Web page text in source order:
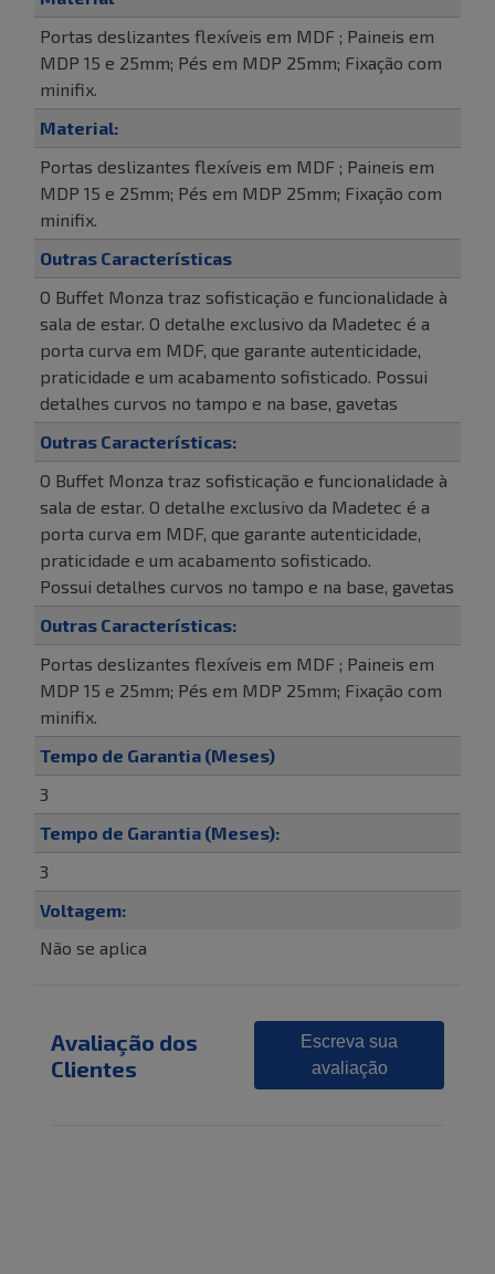
Portas deslizantes flexíveis em MDF ; Paineis em
MDP 15 e 25mm; Pés em MDP 25mm; Fixação com
minifix.
Material:
Portas deslizantes flexíveis em MDF ; Paineis em
MDP 15 e 25mm; Pés em MDP 25mm; Fixação com
minifix.
Outras Características
O Buffet Monza traz sofisticação e funcionalidade à
sala de estar. O detalhe exclusivo da Madetec é a
porta curva em MDF, que garante autenticidade,
praticidade e um acabamento sofisticado. Possui
detalhes curvos no tampo e na base, gavetas
Outras Características:
O Buffet Monza traz sofisticação e funcionalidade à
sala de estar. O detalhe exclusivo da Madetec é a
porta curva em MDF, que garante autenticidade,
praticidade e um acabamento sofisticado.
Possui detalhes curvos no tampo e na base, gavetas
Outras Características:
Portas deslizantes flexíveis em MDF ; Paineis em
MDP 15 e 25mm; Pés em MDP 25mm; Fixação com
minifix.
Tempo de Garantia (Meses)
3
Tempo de Garantia (Meses):
3
Voltagem:
Não se aplica
Avaliação dos
Clientes
Escreva sua
avaliação